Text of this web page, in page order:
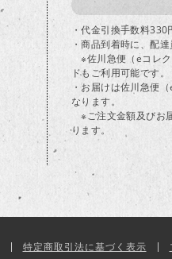
・代金引換手数料330
・商品到着時に、配
※佐川急便（eコレ
ドもご利用可能です。
・お届けは佐川急便
なります。
※ご注文金額及びお
ります。
特定商取引法に基づく表示